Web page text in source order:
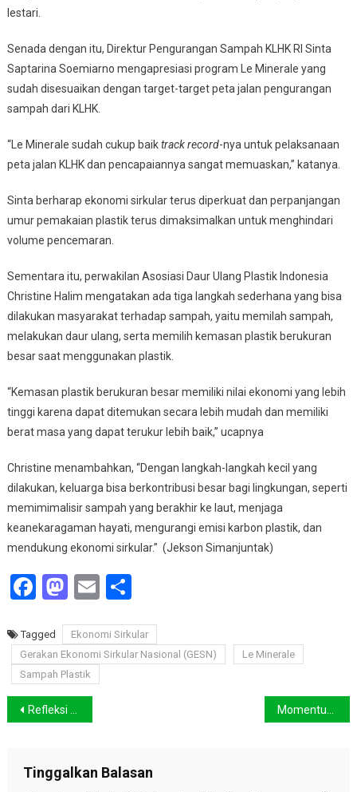
lestari.
Senada dengan itu, Direktur Pengurangan Sampah KLHK RI Sinta
Saptarina Soemiarno mengapresiasi program Le Minerale yang
sudah disesuaikan dengan target-target peta jalan pengurangan
sampah dari KLHK.
“Le Minerale sudah cukup baiktrack record-nya untuk pelaksanaan
peta jalan KLHK dan pencapaiannya sangat memuaskan,” katanya.
Sinta berharap ekonomi sirkular terus diperkuat dan perpanjangan
umur pemakaian plastik terus dimaksimalkan untuk menghindari
volume pencemaran.
Sementara itu, perwakilan Asosiasi Daur Ulang Plastik Indonesia
Christine Halim mengatakan ada tiga langkah sederhana yang bisa
dilakukan masyarakat terhadap sampah, yaitu memilah sampah,
melakukan daur ulang, serta memilih kemasan plastik berukuran
besar saat menggunakan plastik.
“Kemasan plastik berukuran besar memiliki nilai ekonomi yang lebih
tinggi karena dapat ditemukan secara lebih mudah dan memiliki
berat masa yang dapat terukur lebih baik,” ucapnya
Christine menambahkan, “Dengan langkah-langkah kecil yang
dilakukan, keluarga bisa berkontribusi besar bagi lingkungan, seperti
memimimalisir sampah yang berakhir ke laut, menjaga
keanekaragaman hayati, mengurangi emisi karbon plastik, dan
mendukung ekonomi sirkular.” (Jekson Simanjuntak)
Facebook
Mastodon
EmailShare
Tagged
Ekonomi Sirkular
Gerakan Ekonomi Sirkular Nasional (GESN)
Le Minerale
Sampah Plastik
Navigasi
Refleksi 50 Tahun Hari Lingkungan Hidup Sedunia, Scientific Base dan Pelibatan Masyarakat Diperlukan
Tinggalkan Balasan